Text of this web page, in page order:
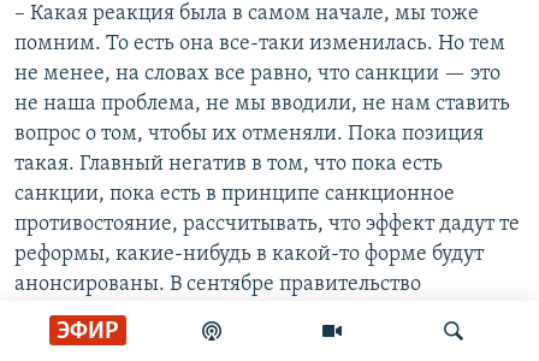
ЭФИР
– Какая реакция была в самом начале, мы тоже
помним. То есть она все-таки изменилась. Но тем
не менее, на словах все равно, что санкции — это
не наша проблема, не мы вводили, не нам ставить
вопрос о том, чтобы их отменяли. Пока позиция
такая. Главный негатив в том, что пока есть
санкции, пока есть в принципе санкционное
противостояние, рассчитывать, что эффект дадут те
реформы, какие-нибудь в какой-то форме будут
анонсированы. В сентябре правительство
программу представит, так вот реформы не дадут
должного эффекта. Та программа реформ, которую